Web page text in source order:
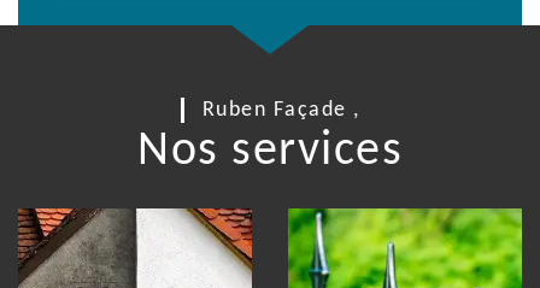
Ruben Façade ,
Nos services